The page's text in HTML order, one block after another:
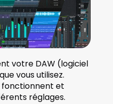
votre DAW (logiciel
vous utilisez.
et
réglages.